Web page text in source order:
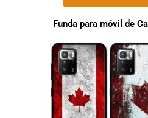
Funda para móvil de